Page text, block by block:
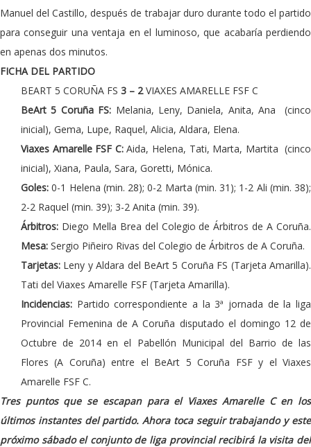
Manuel del Castillo, después de trabajar duro durante todo el partido
para conseguir una ventaja en el luminoso, que acabaría perdiendo
en apenas dos minutos.
FICHA DEL PARTIDO
BEART 5 CORUÑA FS 3 – 2VIAXES AMARELLE FSF C
BeArt 5 Coruña FS: Melania, Leny, Daniela, Anita, Ana (cinco
inicial), Gema, Lupe, Raquel, Alicia, Aldara, Elena.
Viaxes Amarelle FSF C:Aida, Helena, Tati, Marta, Martita (cinco
inicial), Xiana, Paula, Sara, Goretti, Mónica.
Goles:0-1 Helena (min. 28); 0-2 Marta (min. 31); 1-2 Ali (min. 38);
2-2 Raquel (min. 39); 3-2 Anita (min. 39).
Árbitros: Diego Mella Brea del Colegio de Árbitros de A Coruña.
Mesa: Sergio Piñeiro Rivas del Colegio de Árbitros de A Coruña.
Tarjetas: Leny y Aldara del BeArt 5 Coruña FS (Tarjeta Amarilla).
Tati del Viaxes Amarelle FSF (Tarjeta Amarilla).
Incidencias: Partido correspondiente a la 3ª jornada de la liga
Provincial Femenina de A Coruña disputado el domingo 12 de
Octubre de 2014 en el Pabellón Municipal del Barrio de las
Flores (A Coruña) entre el BeArt 5 Coruña FSF y el Viaxes
Amarelle FSF C.
Tres puntos que se escapan para el Viaxes Amarelle C en los
últimos instantes del partido. Ahora toca seguir trabajando y este
próximo sábado el conjunto de liga provincial recibirá la visita del